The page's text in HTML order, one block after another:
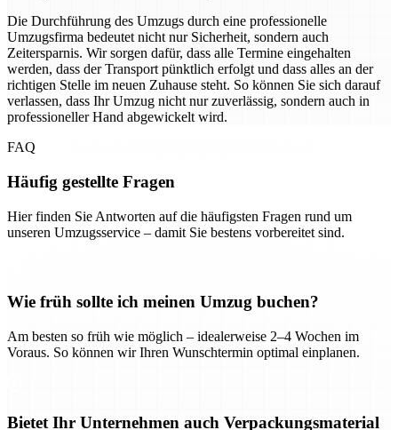
Die Durchführung des Umzugs durch eine professionelle
Umzugsfirma bedeutet nicht nur Sicherheit, sondern auch
Zeitersparnis. Wir sorgen dafür, dass alle Termine eingehalten
werden, dass der Transport pünktlich erfolgt und dass alles an der
richtigen Stelle im neuen Zuhause steht. So können Sie sich darauf
verlassen, dass Ihr Umzug nicht nur zuverlässig, sondern auch in
professioneller Hand abgewickelt wird.
FAQ
Häufig gestellte Fragen
Hier finden Sie Antworten auf die häufigsten Fragen rund um
unseren Umzugsservice – damit Sie bestens vorbereitet sind.
Wie früh sollte ich meinen Umzug buchen?
Am besten so früh wie möglich – idealerweise 2–4 Wochen im
Voraus. So können wir Ihren Wunschtermin optimal einplanen.
Bietet Ihr Unternehmen auch Verpackungsmaterial